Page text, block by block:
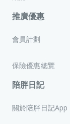
推廣優惠
會員計劃
保險優惠總覽
陪胖日記
關於陪胖日記App